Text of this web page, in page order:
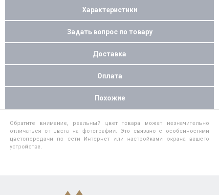
Характеристики
Задать вопрос по товару
Доставка
Оплата
Похожие
Обратите внимание, реальный цвет товара может незначительно
отличаться от цвета на фотографии. Это связано с особенностями
цветопередачи по сети Интернет или настройками экрана вашего
устройства.